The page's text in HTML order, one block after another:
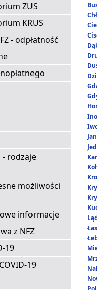
ZUS
KRUS
- odpłatność
rodzaje
możliwości
informacje
z NFZ
19
19